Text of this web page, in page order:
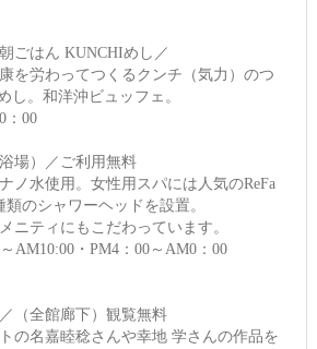
ごはん KUNCHIめし／
を労わってつくるクンチ（気力）のつ
し。和洋沖ビュッフェ。
：00
場）／ご利用無料
ノ水使用。女性用スパには人気のReFa
のシャワーヘッドを設置。
ニティにもこだわっています。
AM10:00・PM4：00～AM0：00
（全館廊下）観覧無料
の名嘉睦稔さんや幸地 学さんの作品を